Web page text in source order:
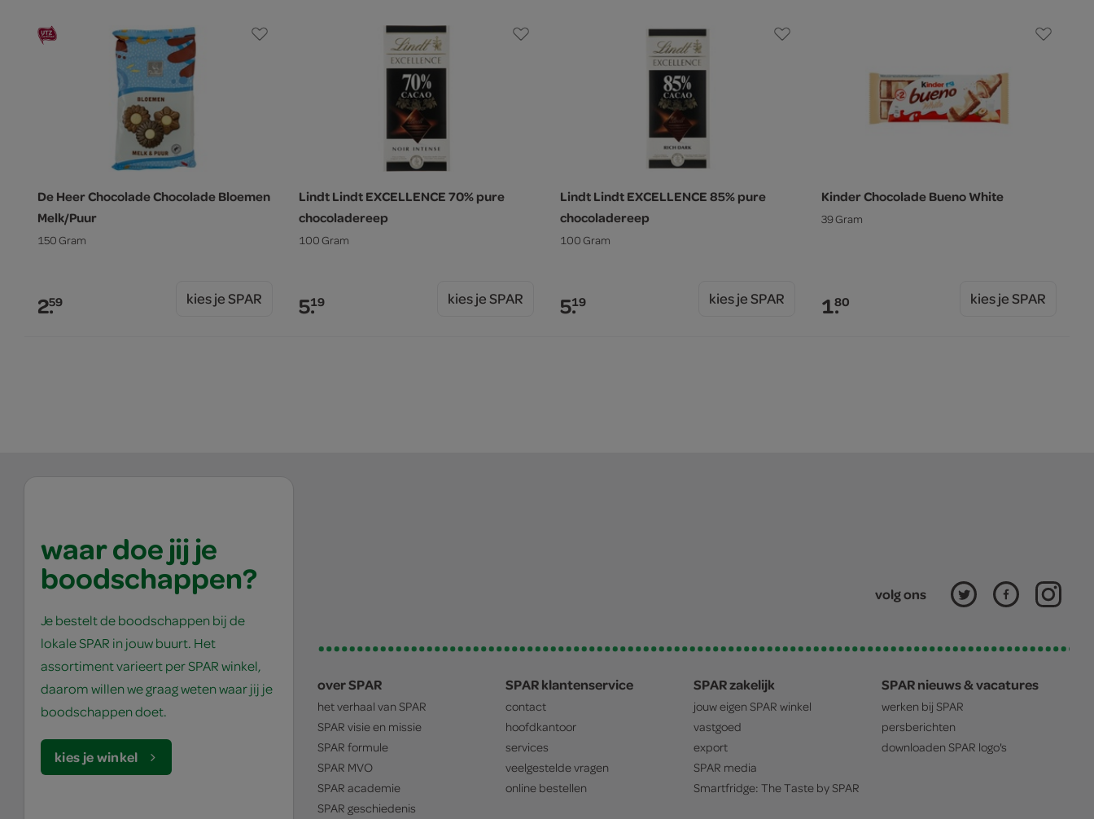
De Heer Chocolade Chocolade Bloemen
Melk/Puur
150 Gram
2.59 kies je SPAR
Lindt Lindt EXCELLENCE 70% pure
chocoladereep
100 Gram
5.19 kies je SPAR
Lindt Lindt EXCELLENCE 85% pure
chocoladereep
100 Gram
5.19 kies je SPAR
Kinder Chocolade Bueno White
39 Gram
1.80 kies je SPAR
waar doe jij je
boodschappen?
Je bestelt de boodschappen bij de
lokale SPAR in jouw buurt. Het
assortiment varieert per SPAR winkel,
daarom willen we graag weten waar jij je
boodschappen doet.
kies je winkel
volg ons
over SPAR
het verhaal van SPAR
SPAR visie en missie
SPAR formule
SPAR MVO
SPAR academie
SPAR geschiedenis
SPAR klantenservice
contact
hoofdkantoor
services
veelgestelde vragen
online bestellen
SPAR zakelijk
jouw eigen SPAR winkel
vastgoed
export
SPAR media
Smartfridge: The Taste bySPAR
SPAR nieuws & vacatures
werken bij SPAR
persberichten
downloaden SPAR logo's